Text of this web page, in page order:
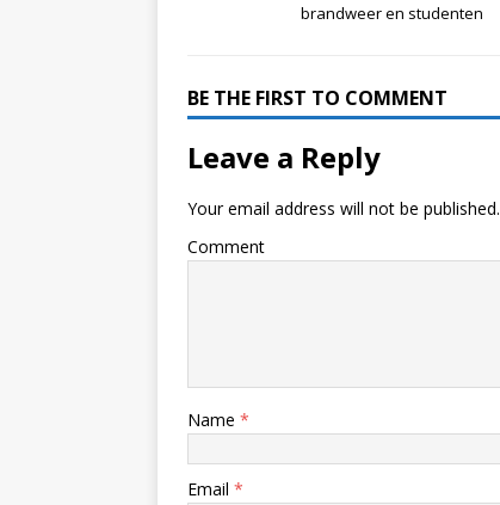
brandweer en studenten
BE THE FIRST TO COMMENT
Leave a Reply
Your email address will not be published.
Comment
Name *
Email *